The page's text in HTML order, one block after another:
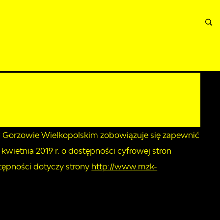
Gorzowie Wielkopolskim zobowiązuje się zapewnić
2019 r. o dostępności cyfrowej stron
dotyczy strony http://www.mzk-